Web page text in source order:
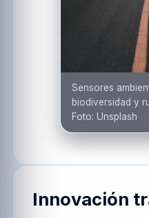
Sensores
biodiversidad y
Foto: Unsplash
Innovación